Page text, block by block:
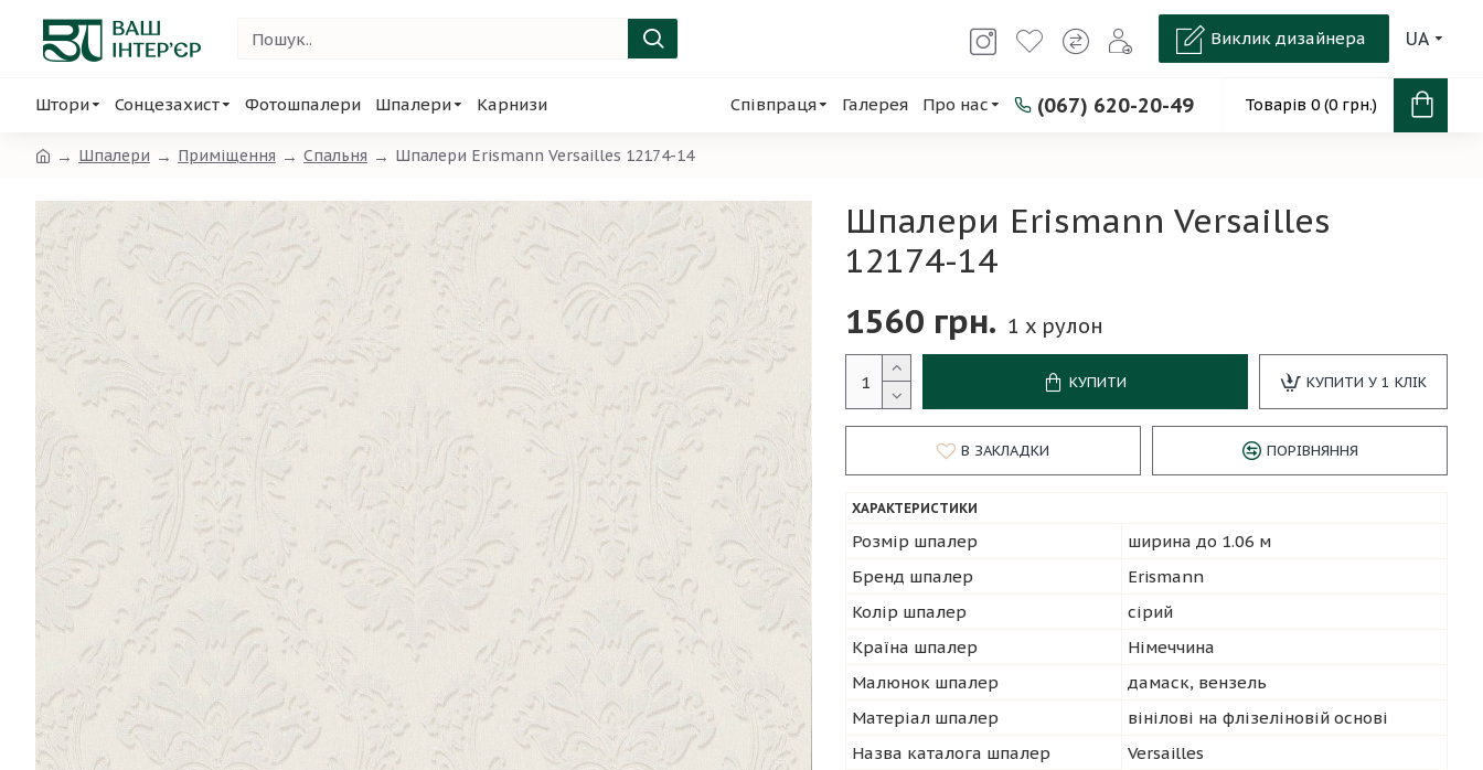
UA
Виклик дизайнера
Штори Сонцезахист Фотошпалери Шпалери Карнизи Співпраця Галерея Про нас (067) 620-20-49 Товарів 0 (0 грн.)
Шпалери Приміщення Спальня Шпалери Erismann Versailles 12174-14
Шпалери Erismann Versailles
12174-14
1560 грн. 1 x рулон
КУПИТИ КУПИТИ У 1 КЛІК
В ЗАКЛАДКИ ПОРІВНЯННЯ
ХАРАКТЕРИСТИКИ
Розмір шпалер
ширина до 1.06 м
Бренд шпалер
Erismann
Колір шпалер
сірий
Країна шпалер
Німеччина
Малюнок шпалер
дамаск, вензель
Матеріал шпалер
вінілові на флізеліновій основі
Назва каталога шпалер
Versailles